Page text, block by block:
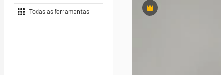
Todas as ferramentas Premium